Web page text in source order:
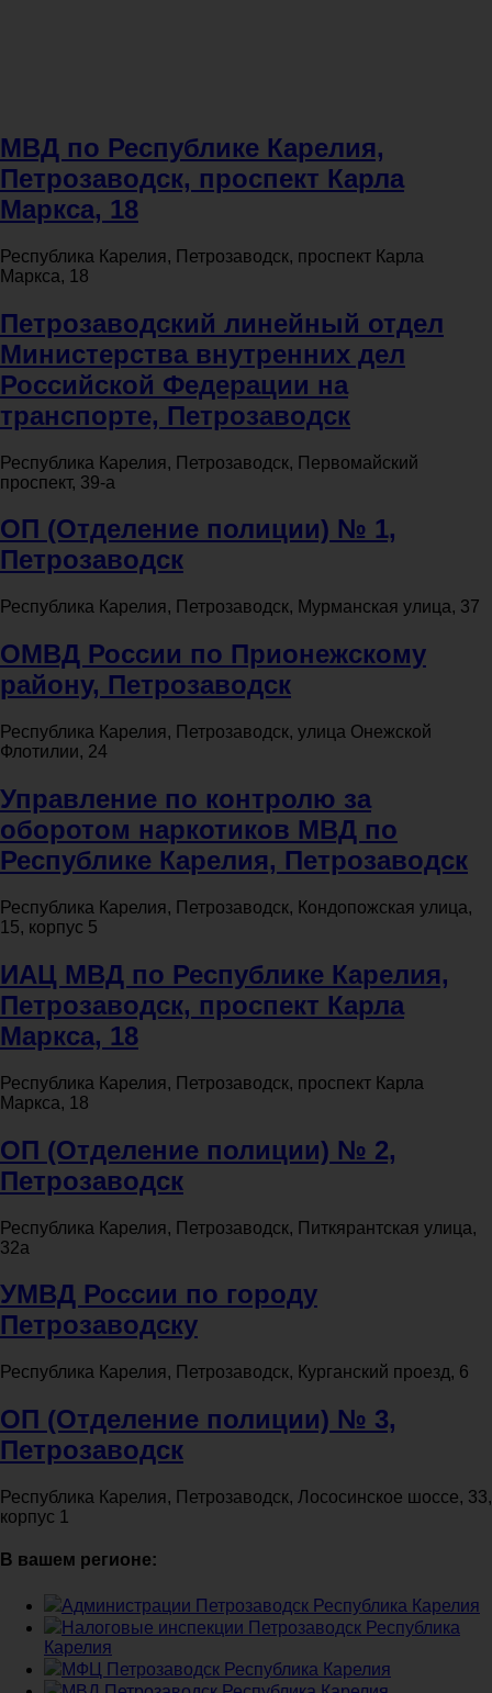
МВД по Республике Карелия,
Петрозаводск, проспект Карла
Маркса, 18
Республика Карелия, Петрозаводск, проспект Карла
Маркса, 18
Петрозаводский линейный отдел
Министерства внутренних дел
Российской Федерации на
транспорте, Петрозаводск
Республика Карелия, Петрозаводск, Первомайский
проспект, 39-а
ОП (Отделение полиции) № 1,
Петрозаводск
Республика Карелия, Петрозаводск, Мурманская улица, 37
ОМВД России по Прионежскому
району, Петрозаводск
Республика Карелия, Петрозаводск, улица Онежской
Флотилии, 24
Управление по контролю за
оборотом наркотиков МВД по
Республике Карелия, Петрозаводск
Республика Карелия, Петрозаводск, Кондопожская улица,
15, корпус 5
ИАЦ МВД по Республике Карелия,
Петрозаводск, проспект Карла
Маркса, 18
Республика Карелия, Петрозаводск, проспект Карла
Маркса, 18
ОП (Отделение полиции) № 2,
Петрозаводск
Республика Карелия, Петрозаводск, Питкярантская улица,
32а
УМВД России по городу
Петрозаводску
Республика Карелия, Петрозаводск, Курганский проезд, 6
ОП (Отделение полиции) № 3,
Петрозаводск
Республика Карелия, Петрозаводск, Лососинское шоссе, 33,
корпус 1
В вашем регионе:
Администрации Петрозаводск Республика Карелия
Налоговые инспекции Петрозаводск Республика
Карелия
МФЦ Петрозаводск Республика Карелия